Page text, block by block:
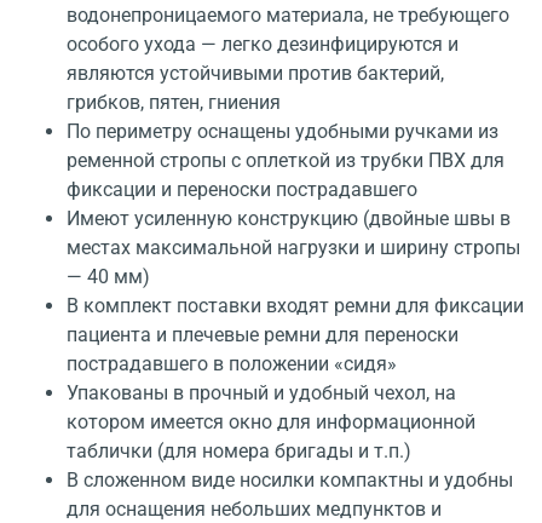
водонепроницаемого материала, не требующего
особого ухода — легко дезинфицируются и
являются устойчивыми против бактерий,
грибков, пятен, гниения
По периметру оснащены удобными ручками из
ременной стропы с оплеткой из трубки ПВХ для
фиксации и переноски пострадавшего
Имеют усиленную конструкцию (двойные швы в
местах максимальной нагрузки и ширину стропы
— 40 мм)
В комплект поставки входят ремни для фиксации
пациента и плечевые ремни для переноски
пострадавшего в положении «сидя»
Упакованы в прочный и удобный чехол, на
котором имеется окно для информационной
таблички (для номера бригады и т.п.)
В сложенном виде носилки компактны и удобны
для оснащения небольших медпунктов и